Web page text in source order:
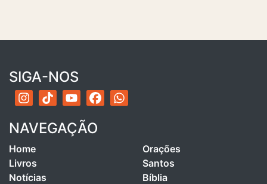
SIGA-NOS
NAVEGAÇÃO
Home
Livros
Notícias
Orações
Santos
Bíblia